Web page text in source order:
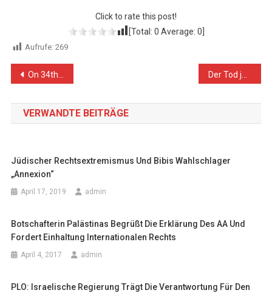
Click to rate this post!
[Total: 0 Average: 0
Aufrufe: 269
Beitragsnavigation
On 34th Friday of the Great March of Return and Breaking Siege, Israeli Forces Wound 54 Civilians, including 11 Children, 1 Woman, and 4 Paramedics Der Tod jeder Demokratie
VERWANDTE BEITRÄGE
Jüdischer Rechtsextremismus Und Bibis Wahlschlager
„Annexion“
April 17, 2019 admin
Botschafterin Palästinas Begrüßt Die Erklärung Des AA Und
Fordert Einhaltung Internationalen Rechts
April 4, 2017 admin
PLO: Israelische Regierung Trägt Die Verantwortung Für Den